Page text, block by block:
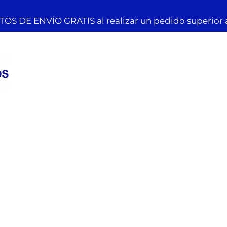
DE ENVÍO GRATIS al realizar un pedido superior